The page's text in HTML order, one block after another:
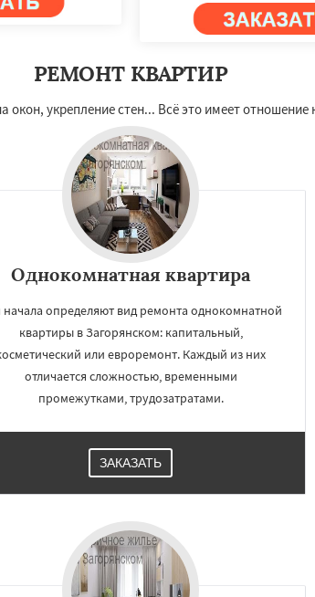
×
РЕМОНТ КВАРТИР
укрепление стен... Всё это имеет отношение
Однокомнатная квартира
определяют вид ремонта однокомнатной
квартиры в Загорянском: капитальный,
или евроремонт. Каждый из них
отличается сложностью, временными
промежутками, трудозатратами.
ЗАКАЗАТЬ
УЗНАТЬ ПОДРОБНЕЕ ×
Даю согласие на обработку персональных данных